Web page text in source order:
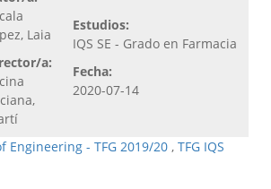
Laia
a:
Estudios:
IQS SE - Grado en Farmacia
Fecha:
2020-07-14
Engineering - TFG 2019/20 , TFG IQS